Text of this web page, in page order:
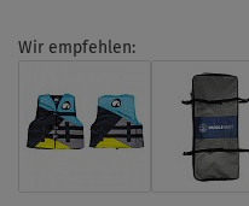
Wir empfehlen: